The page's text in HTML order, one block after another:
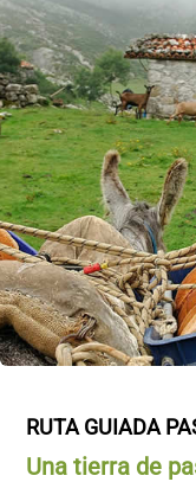
RUTA GUIADA
Una tierra de